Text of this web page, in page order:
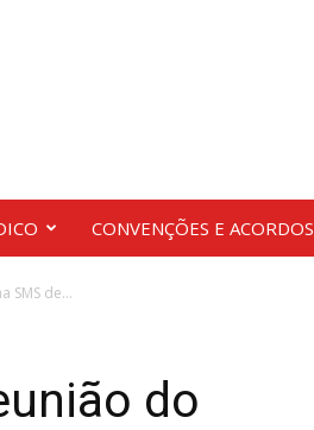
CONVENÇÕES E ACORDOS
SMS de...
do